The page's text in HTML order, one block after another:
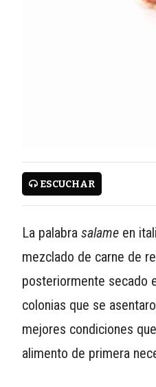
CONTÁCTENOS
AYUDA
Y
CONDICIONES
POLÍTICAS
PRIVACIDAD
MAPA
ESCUCHAR
La palabra salameen
mezclado de carne de
posteriormente secado
colonias que se
mejores condiciones
alimento de primera